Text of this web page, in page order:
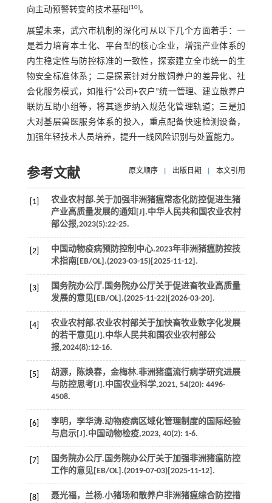
向主动预警转变的技术基础[10]。
展望未来，武穴市机制的深化可从以下几个方面着手：一
是着力培育本土化、平台型的核心企业，增强产业体系的
内生稳定性与防控标准的一致性，探索建立全市统一的生
物安全标准体系；二是探索针对分散饲养户的差异化、社
会化服务模式，如推行“公司+农户”统一管理、建立散养户
联防互助小组等，将其逐步纳入规范化管理轨道；三是加
大对基层兽医服务体系的投入，重点配备快速检测设备，
加强年轻技术人员培养，提升一线风险识别与处置能力。
参考文献 原文顺序 出版日期 本文引用
[1]
农业农村部.关于加强非洲猪瘟常态化防控促进生猪
产业高质量发展的通知[J].中华人民共和国农业农村
部公报,2023(5):22-25.
[2]
中国动物疫病预防控制中心.2023年非洲猪瘟防控技
术指南[EB/OL].(2023-03-15)[2025-11-12].
[3]
国务院办公厅.国务院办公厅关于促进畜牧业高质量
发展的意见[EB/OL].(2025-11-22)[2026-03-20].
[4]
农业农村部.农业农村部关于加快畜牧业数字化发展
的若干意见[J].中华人民共和国农业农村部公
报,2024(8):12-16.
[5]
胡源，陈焕春，金梅林.非洲猪瘟流行病学研究进展
与防控思考[J].中国农业科学,2021, 54(20): 4496-
4508.
[6]
李明，李华涛.动物疫病区域化管理制度的国际经验
与启示[J].中国动物检疫,2023, 40(2): 1-6.
[7]
国务院办公厅.国务院办公厅关于加强非洲猪瘟防控
工作的意见[EB/OL].(2019-07-03)[2025-11-12].
[8]
聂光福，兰杨.小猪场和散养户非洲猪瘟综合防控措